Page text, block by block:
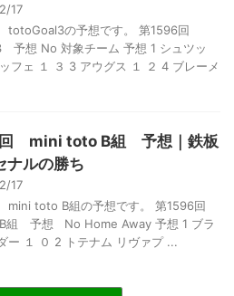
17
の予想です。 第1596回
想 No 対象チーム 予想 1 シュツッ
フェ １ ３ 3 アウグス １ ２ 4 ブレーメ
mini toto B組 予想｜鉄板
ナルの勝ち
17
toto B組の予想です。 第1596回
組 予想 No Home Away 予想 1 ブラ
ー １ ０ 2 トテナム リヴァプ ...